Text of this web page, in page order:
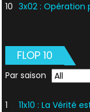
10 3x02 : Opération
FLOP 10
Par saison
1 11x10 : La Vérité